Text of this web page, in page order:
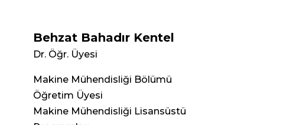
Behzat Bahadır Kentel
Dr. Öğr. Üyesi
Makine Mühendisliği Bölümü
Öğretim Üyesi
Makine Mühendisliği Lisansüstü